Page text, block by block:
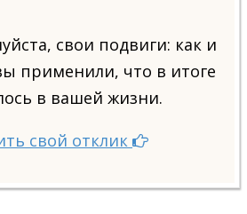
свои подвиги: как и
применили, что в итоге
в вашей жизни.
свой отклик